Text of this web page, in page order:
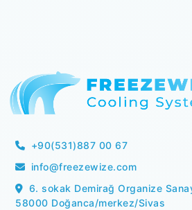
+90(531)887 00 67
info@freezewize.com
6. sokak Demirağ Organize
58000 Doğanca/merkez/Sivas